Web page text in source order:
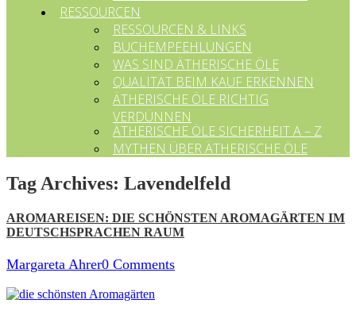
RESSOURCEN
RESSOURCEN & LINKS
BUCHEMPFEHLUNGEN
WAS SIND ÄTHERISCHE ÖLE
QUALITÄT BEIM KAUF ERKENNEN
ÄTHERISCHE ÖLE RICHTIG
VERDÜNNEN
ÄTHERISCHE ÖLE SICHERHEIT A – Z
MYTHEN ÜBER ÄTHERISCHE ÖLE
Tag Archives: Lavendelfeld
AROMAREISEN: DIE SCHÖNSTEN AROMAGÄRTEN IM
DEUTSCHSPRACHEN RAUM
Margareta Ahrer0 Comments